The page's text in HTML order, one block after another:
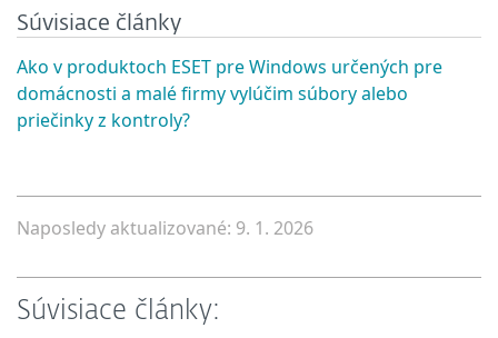
Súvisiace články
Ako v produktoch ESET pre Windows určených pre
domácnosti a malé firmy vylúčim súbory alebo
priečinky z kontroly?
Naposledy aktualizované: 9. 1. 2026
Súvisiace články: